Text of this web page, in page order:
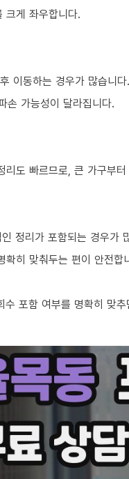
크게 좌우합니다.
이동하는 경우가 많습니다.
손 가능성이 달라집니다.
도 빠르므로, 큰 가구부
정리가 포함되는 경우가
히 맞춰두는 편이 안전합
포함 여부를 명확히 맞